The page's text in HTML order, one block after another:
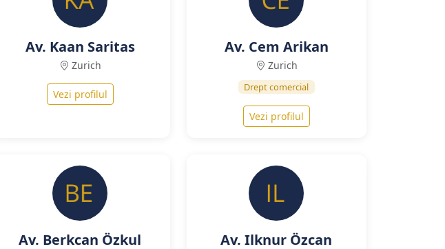
Av. Kaan Saritas
Zurich
Vezi profilul
Av. Cem Arikan
Zurich
Drept comercial
Vezi profilul
Av. Berkcan Özkul Av. Ilknur Özcan